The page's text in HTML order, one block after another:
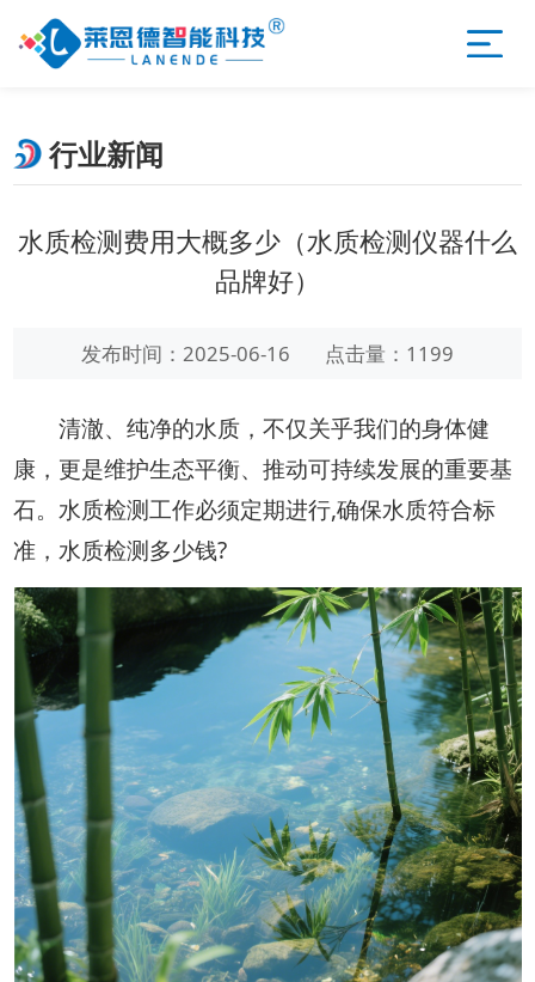
行业新闻
水质检测费用大概多少（水质检测仪器什么
品牌好）
发布时间：2025-06-16 点击量：1199
清澈、纯净的水质，不仅关乎我们的身体健
康，更是维护生态平衡、推动可持续发展的重要基
石。水质检测工作必须定期进行,确保水质符合标
准，水质检测多少钱?